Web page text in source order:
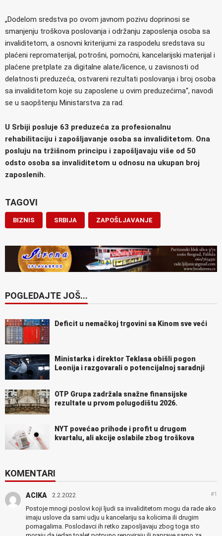
„Dodelom sredstva po ovom javnom pozivu doprinosi se
smanjenju troškova poslovanja i održanju zaposlenja osoba sa
invaliditetom, a osnovni kriterijumi za raspodelu sredstava su
plaćeni repromaterijal, potrošni, pomoćni, kancelarijski materijal i
plaćene pretplate za digitalne alate/licence, u zavisnosti od
delatnosti preduzeća, ostvareni rezultati poslovanja i broj osoba
sa invaliditetom koje su zaposlene u ovim preduzećima“, navodi
se u saopštenju Ministarstva za rad.
U Srbiji posluje 63 preduzeća za profesionalnu
rehabilitaciju i zapošljavanje osoba sa invaliditetom. Ona
posluju na tržišnom principu i zapošljavaju više od 50
odsto osoba sa invaliditetom u odnosu na ukupan broj
zaposlenih.
TAGOVI
BIZNIS SRBIJA ZAPOŠLJAVANJE
POGLEDAJTE JOŠ...
Deficit u nemačkoj trgovini sa Kinom sve veći
Ministarka i direktor Teklasa obišli pogon
Leonija i razgovarali o potencijalnoj saradnji
OTP Grupa zadržala snažne finansijske
rezultate u prvom polugodištu 2026.
NYT povećao prihode i profit u drugom
kvartalu, ali akcije oslabile zbog troškova
KOMENTARI
ACIKA 2.2.2022 #1
Postoje mnogi poslovi koji ljudi sa invaliditetom mogu da rade ako
imaju uslove da sami udju u kancelariju sa kolicima ili drugim
pomagalima. Poslodavci ih retko zaposljavaju zbog toga sto